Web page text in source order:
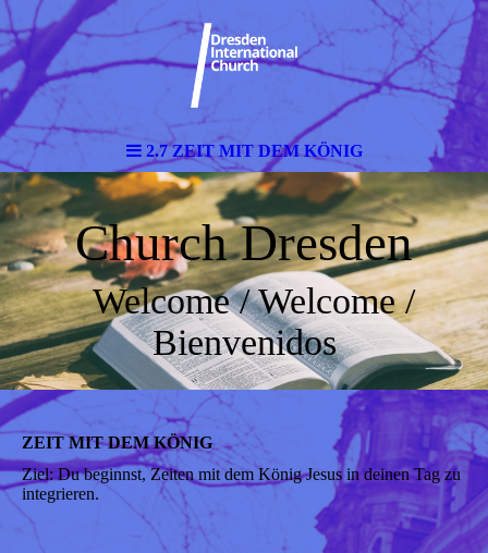
2.7 ZEIT MIT DEM KÖNIG
Church Dresden
Welcome / Welcome /
Bienvenidos
ZEIT MIT DEM KÖNIG
Ziel: Du beginnst, Zeiten mit dem König Jesus in deinen Tag zu
integrieren.